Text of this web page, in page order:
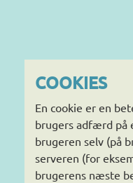
COOKIES
En cookie er en
brugers adfærd på
brugeren selv (på
serveren (for
brugerens næste